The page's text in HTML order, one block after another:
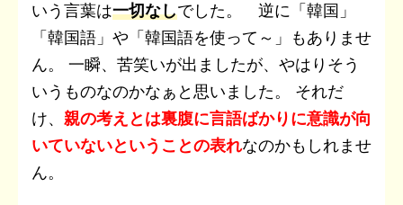
いう言葉は一切なしでした。 逆に「韓国」
「韓国語」や「韓国語を使って～」もありませ
ん。 一瞬、苦笑いが出ましたが、やはりそう
いうものなのかなぁと思いました。 それだ
け、 親の考えとは裏腹に言語ばかりに意識が向
いていないということの表れなのかもしれませ
ん。